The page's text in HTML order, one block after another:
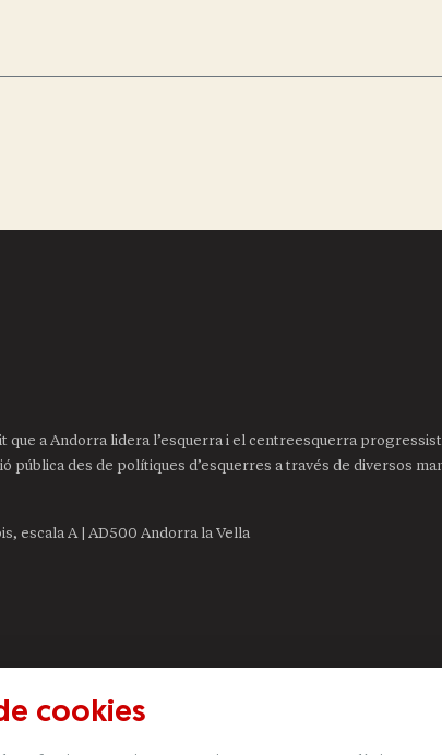
que a Andorra lidera l’esquerra i el centreesquerra
pública des de polítiques d’esquerres a través de diversos
escala A | AD500 Andorra la Vella
cookies